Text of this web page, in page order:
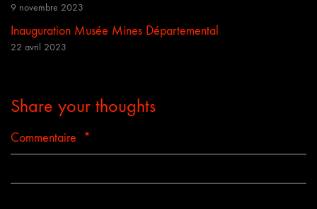
9 novembre 2023
Inauguration Musée Mines Départemental
22 avril 2023
Share your thoughts
Commentaire *